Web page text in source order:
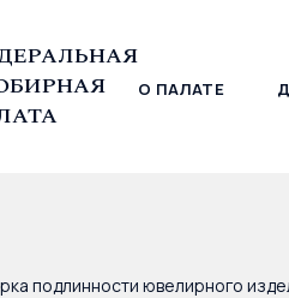
О ПАЛАТЕ
палата, 2026
подлинности ювелирного